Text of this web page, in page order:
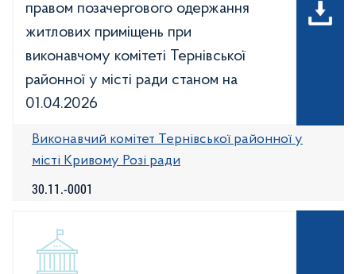
правом позачергового одержання
житлових приміщень при
виконавчому комітеті Тернівської
районної у місті ради станом на
01.04.2026
30.11.-0001
Виконавчий комітет Тернівської районної у
місті Кривому Розі ради